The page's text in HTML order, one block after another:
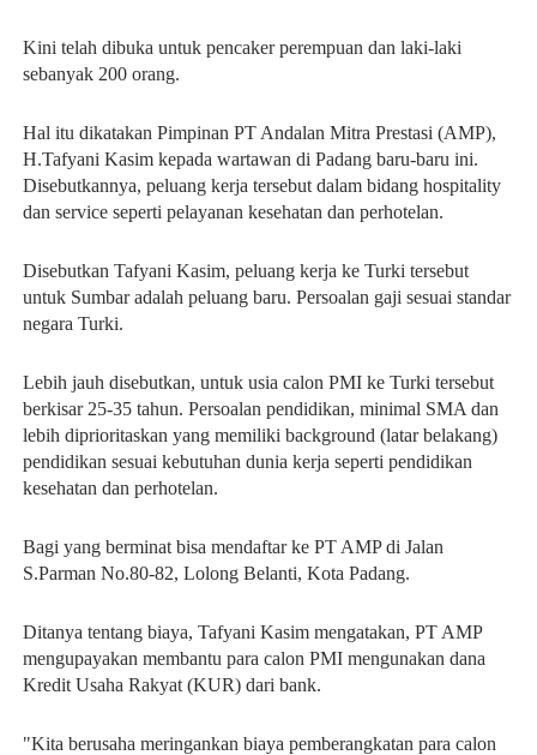
Kini telah dibuka untuk pencaker perempuan dan laki-laki
sebanyak 200 orang.
Hal itu dikatakan Pimpinan PT Andalan Mitra Prestasi (AMP),
H.Tafyani Kasim kepada wartawan di Padang baru-baru ini.
Disebutkannya, peluang kerja tersebut dalam bidang hospitality
dan service seperti pelayanan kesehatan dan perhotelan.
Disebutkan Tafyani Kasim, peluang kerja ke Turki tersebut
untuk Sumbar adalah peluang baru. Persoalan gaji sesuai standar
negara Turki.
Lebih jauh disebutkan, untuk usia calon PMI ke Turki tersebut
berkisar 25-35 tahun. Persoalan pendidikan, minimal SMA dan
lebih diprioritaskan yang memiliki background (latar belakang)
pendidikan sesuai kebutuhan dunia kerja seperti pendidikan
kesehatan dan perhotelan.
Bagi yang berminat bisa mendaftar ke PT AMP di Jalan
S.Parman No.80-82, Lolong Belanti, Kota Padang.
Ditanya tentang biaya, Tafyani Kasim mengatakan, PT AMP
mengupayakan membantu para calon PMI mengunakan dana
Kredit Usaha Rakyat (KUR) dari bank.
"Kita berusaha meringankan biaya pemberangkatan para calon